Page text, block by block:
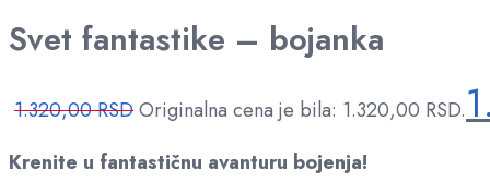
Svet fantastike – bojanka
1.320,00RSDOriginalna cena je bila: 1.320,00 RSD.
Krenite u fantastičnu avanturu bojenja!